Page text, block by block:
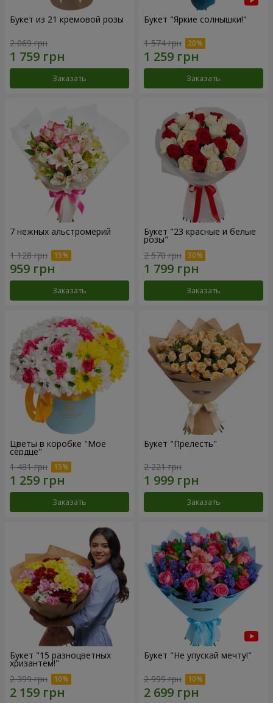
Букет из 21 кремовой розы
2 069 грн
Заказать
Букет "Яркие солнышки!"
1 574 грн
Заказать
7 нежных альстромерий
1 128 грн
Заказать
Букет "23 красные и белые
розы"
2 570 грн
Заказать
Цветы в коробке "Мое
сердце"
1 481 грн
Заказать
Букет "Прелесть"
2 221 грн
Заказать
Букет "15 разноцветных
хризантем!"
2 399 грн
Букет "Не упускай мечту!"
2 999 грн